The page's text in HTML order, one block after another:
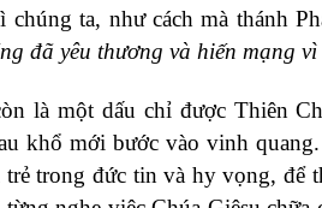
ta, như cách mà thánh
đã yêu thương và hiến mạng
là một dấu chỉ được Thiên
khổ mới bước vào vinh
trong đức tin và hy vọng, để